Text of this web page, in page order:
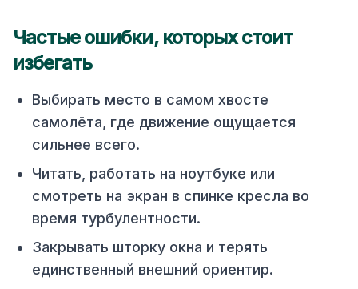
Частые ошибки, которых стоит
избегать
Выбирать место в самом хвосте
самолёта, где движение ощущается
сильнее всего.
Читать, работать на ноутбуке или
смотреть на экран в спинке кресла во
время турбулентности.
Закрывать шторку окна и терять
единственный внешний ориентир.